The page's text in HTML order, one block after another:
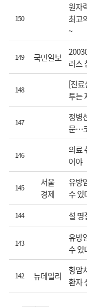
150
원자
최고
~
149 국민일보
러스
148
[진료
투는
147
정병
문…
146
의료
어야
145
서울
경제
유방
수 있
144 설 명
143
유방
수 있
142 뉴데일리
항암
환자